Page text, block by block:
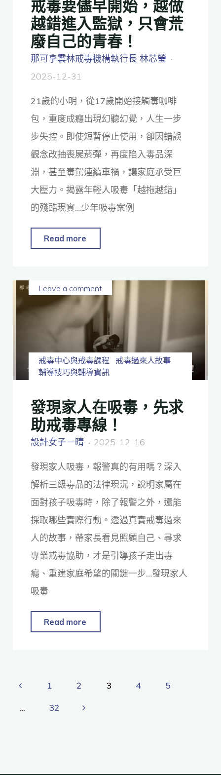
戒毒要儘早開始，越做
越錯進入監獄，只會荒
廢自己的青春！
那可拿雲林戒毒機構執行長 林芯瑩
2025-12-31
21歲的小明，從17歲開始接觸毒咖啡
包，重度成癮出現幻聽幻覺，人生一步
步失控。即使短暫停止使用，卻因錯誤
觀念改抽喪屍菸彈，再度陷入毒品深
淵，甚至毒駕連續車禍，讓家庭承受巨
大壓力。揭露年輕人吸毒「越拖越錯」
的殘酷現實…少年吸毒案例
Read more
戒毒中心與戒毒課程
戒毒過來人故事
輔導技巧與輔導資訊
Leave a comment
發現家人在吸毒，先求
助戒毒專線！
設計女子－晴 2025-12-16
發現家人吸毒，報警真的有用嗎？深入
解析三級毒品的法律現況，說明家屬在
面對孩子吸毒時，除了報警之外，還能
採取哪些實際行動。透過真實戒毒過來
人的故事，帶家長看見照顧自己、尋求
專業戒毒協助，才是引導孩子走出毒
癮、重建家庭希望的關鍵一步…發現家人
吸毒
Read more
1 2 3 4
5
...
32